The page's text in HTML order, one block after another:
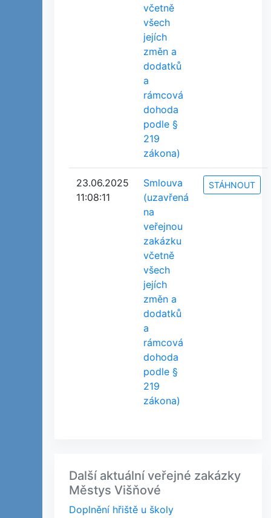
včetně
všech
jejích
změn a
dodatků
a
rámcová
dohoda
podle §
219
zákona)
23.06.2025
11:08:11
Smlouva
(uzavřená
na
veřejnou
zakázku
včetně
všech
jejích
změn a
dodatků
a
rámcová
dohoda
podle §
219
zákona)
STÁHNOUT
Další aktuální veřejné zakázky
Městys Višňové
Doplnění hřiště u školy